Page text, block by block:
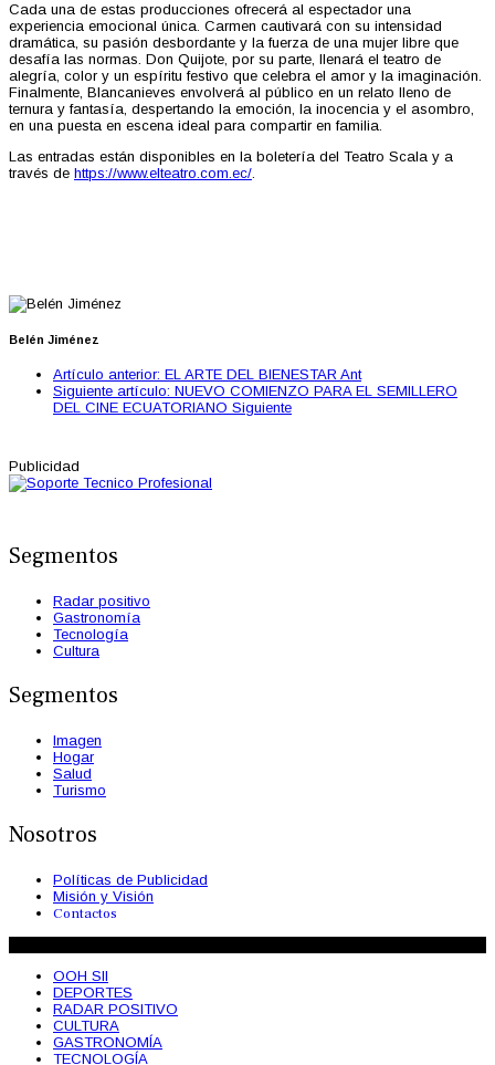
Cada una de estas producciones ofrecerá al espectador una
experiencia emocional única. Carmen cautivará con su intensidad
dramática, su pasión desbordante y la fuerza de una mujer libre que
desafía las normas. Don Quijote, por su parte, llenará el teatro de
alegría, color y un espíritu festivo que celebra el amor y la imaginación.
Finalmente, Blancanieves envolverá al público en un relato lleno de
ternura y fantasía, despertando la emoción, la inocencia y el asombro,
en una puesta en escena ideal para compartir en familia.
Las entradas están disponibles en la boletería del Teatro Scala y a
través de https://www.elteatro.com.ec/.
Belén Jiménez
Artículo anterior: EL ARTE DEL BIENESTAR Ant
Siguiente artículo: NUEVO COMIENZO PARA EL SEMILLERO
DEL CINE ECUATORIANO Siguiente
Publicidad
Segmentos
Radar positivo
Gastronomía
Tecnología
Cultura
Segmentos
Imagen
Hogar
Salud
Turismo
Nosotros
Políticas de Publicidad
Misión y Visión
Contactos
OOH SII
DEPORTES
RADAR POSITIVO
CULTURA
GASTRONOMÍA
TECNOLOGÍA